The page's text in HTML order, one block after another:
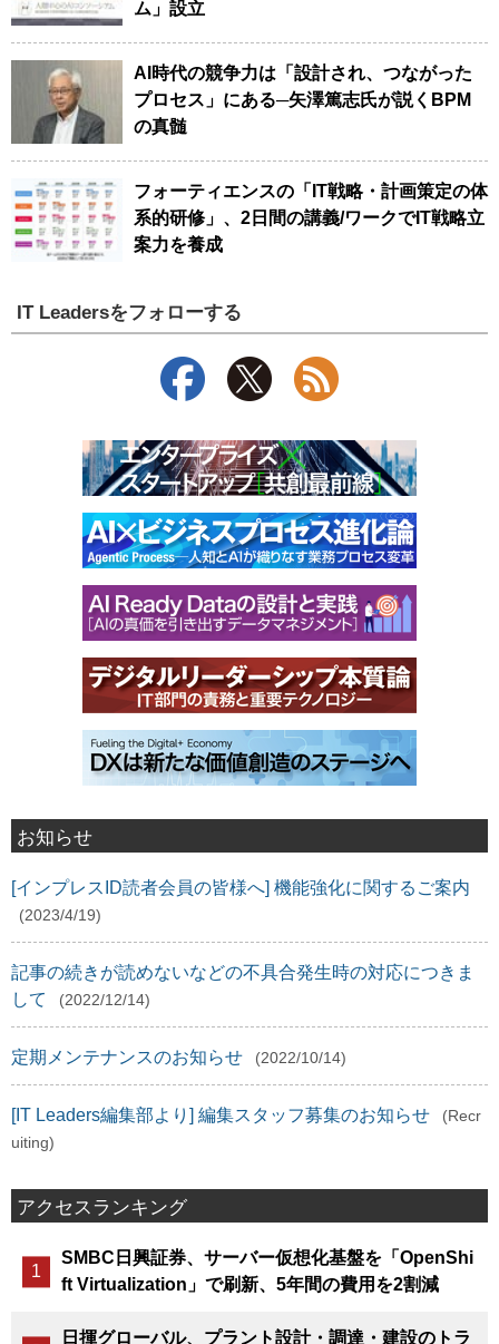
ム」設立
AI時代の競争力は「設計され、つながった
プロセス」にある─矢澤篤志氏が説くBPM
の真髄
フォーティエンスの「IT戦略・計画策定の体
系的研修」、2日間の講義/ワークでIT戦略立
案力を養成
IT Leadersをフォローする
お知らせ
[インプレスID読者会員の皆様へ] 機能強化に関するご案内
(2023/4/19)
記事の続きが読めないなどの不具合発生時の対応につきま
して
(2022/12/14)
定期メンテナンスのお知らせ (2022/10/14)
[IT Leaders編集部より] 編集スタッフ募集のお知らせ
(Recr
uiting)
アクセスランキング
SMBC日興証券、サーバー仮想化基盤を「OpenShi
ft Virtualization」で刷新、5年間の費用を2割減
日揮グローバル、プラント設計・調達・建設のトラ